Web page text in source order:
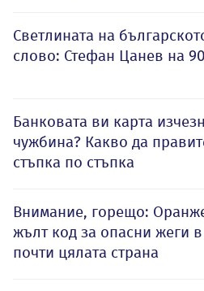
Светлината на
слово: Стефан Цанев на 90
Банковата ви карта
чужбина? Какво да
стъпка по стъпка
Внимание, горещо:
жълт код за опасни жеги в
почти цялата страна